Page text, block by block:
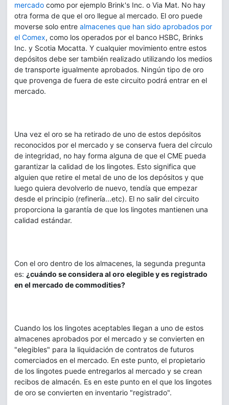
mercado como por ejemplo Brink's Inc. o Via Mat. No hay
otra forma de que el oro llegue al mercado. El oro puede
moverse solo entre almacenes que han sido aprobados por
el Comex, como los operados por el banco HSBC, Brinks
Inc. y Scotia Mocatta. Y cualquier movimiento entre estos
depósitos debe ser también realizado utilizando los medios
de transporte igualmente aprobados. Ningún tipo de oro
que provenga de fuera de este circuito podrá entrar en el
mercado.
Una vez el oro se ha retirado de uno de estos depósitos
reconocidos por el mercado y se conserva fuera del círculo
de integridad, no hay forma alguna de que el CME pueda
garantizar la calidad de los lingotes. Esto significa que
alguien que retire el metal de uno de los depósitos y que
luego quiera devolverlo de nuevo, tendía que empezar
desde el principio (refinería...etc). El no salir del circuito
proporciona la garantía de que los lingotes mantienen una
calidad estándar.
Con el oro dentro de los almacenes, la segunda pregunta
es: ¿cuándo se considera al oro elegible y es registrado
en el mercado de commodities?
Cuando los los lingotes aceptables llegan a uno de estos
almacenes aprobados por el mercado y se convierten en
"elegibles" para la liquidación de contratos de futuros
comerciados en el mercado. En este punto, el propietario
de los lingotes puede entregarlos al mercado y se crean
recibos de almacén. Es en este punto en el que los lingotes
de oro se convierten en inventario "registrado".